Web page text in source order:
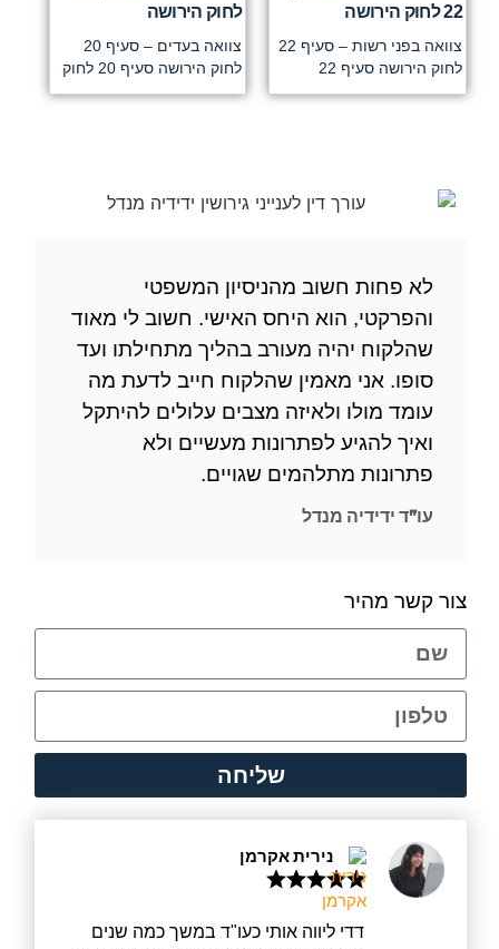
22 לחוק הירושה
צוואה בפני רשות – סעיף 22
לחוק הירושה סעיף 22
לחוק הירושה
צוואה בעדים – סעיף 20
לחוק הירושה סעיף 20 לחוק
לא פחות חשוב מהניסיון המשפטי
והפרקטי, הוא היחס האישי. חשוב לי מאוד
שהלקוח יהיה מעורב בהליך מתחילתו ועד
סופו. אני מאמין שהלקוח חייב לדעת מה
עומד מולו ולאיזה מצבים עלולים להיתקל
ואיך להגיע לפתרונות מעשיים ולא
פתרונות מתלהמים שגויים.
עו"ד ידידיה מנדל
צור קשר מהיר
שליחה
נירית אקרמן
דדי ליווה אותי כעו"ד במשך כמה שנים